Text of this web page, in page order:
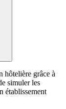
hôtelière grâce à
simuler les
établissement